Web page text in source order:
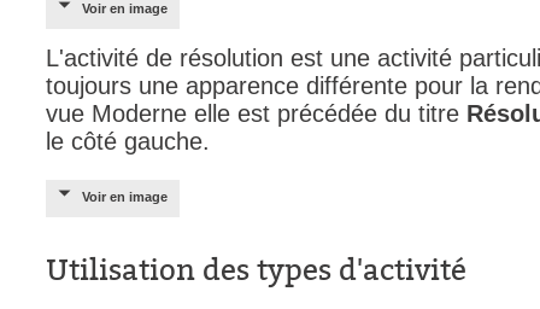
Voir en image
L'activité de résolution est une activité
toujours une apparence différente pour la
vue Moderne elle est précédée du titre
le côté gauche.
Voir en image
Utilisation des types d'activité